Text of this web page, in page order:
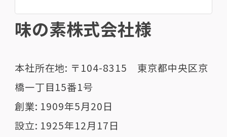
味の素株式会社様
本社所在地: 〒104-8315 東京都中央区京
橋一丁目15番1号
創業: 1909年5月20日
設立: 1925年12月17日